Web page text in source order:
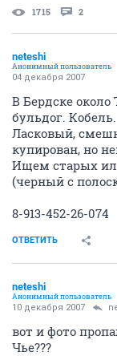
1715 2
neteshi
Анонимный пользователь
04 декабря 2007
В Бердске
бульдог. Кобель.
Ласковый,
купирован, но
Ищем старых
(черный с
8-913-452-26-074
ОТВЕТИТЬ
neteshi
Анонимный пользователь
10 декабря 2007
вот и фото
Чье???